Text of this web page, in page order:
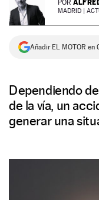
NEWSLETTER
SÍGUENOS
POR
MADRID |
Añadir EL MOTOR en
Dependiendo
de la vía, un
generar una